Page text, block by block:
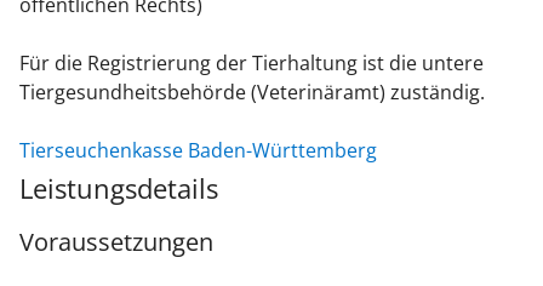
Für die Registrierung der Tierhaltung ist die untere
Tiergesundheitsbehörde (Veterinäramt) zuständig.
Tierseuchenkasse Baden-Württemberg
Leistungsdetails
Voraussetzungen